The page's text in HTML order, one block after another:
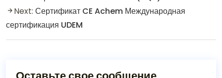
Next: Сертификат CE Achem Международная
сертификация UDEM